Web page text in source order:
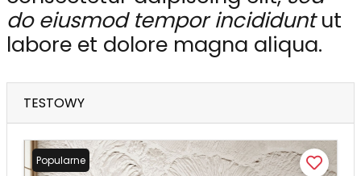
do eiusmod tempor incididuntut
labore et dolore magna aliqua.
TESTOWY
Popularne